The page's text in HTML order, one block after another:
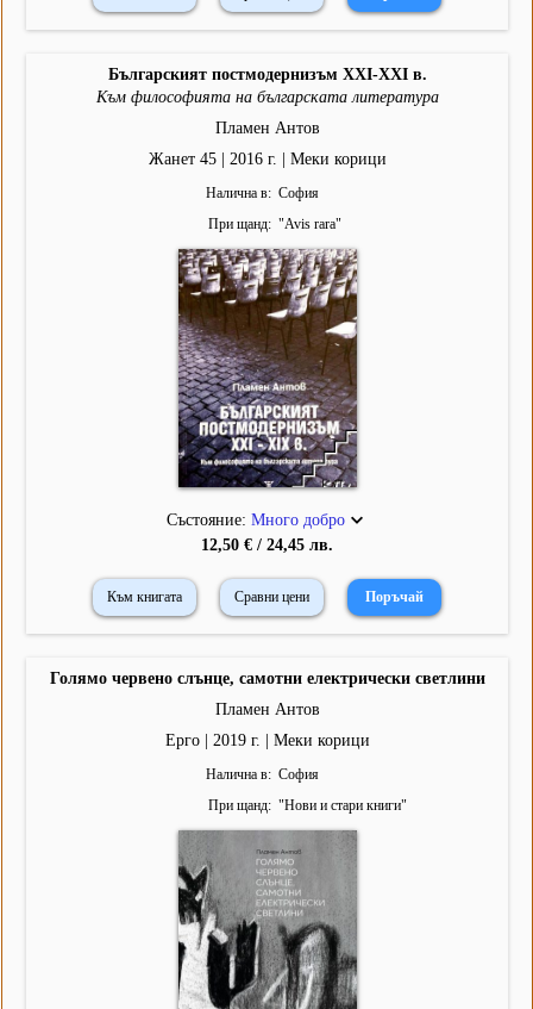
Българският постмодернизъм XXI-XXI в.
Към философията на българската литература
Пламен Антов
Жанет 45 | 2016 г. | Меки корици
Налична в
София
При щанд
"Avis rara"
Състояние: Много добро
12,50 € / 24,45 лв.
Към книгата Сравни цени
Голямо червено слънце, самотни електрически светлини
Пламен Антов
Ерго | 2019 г. | Меки корици
Налична в
София
При щанд
"Нови и стари книги"